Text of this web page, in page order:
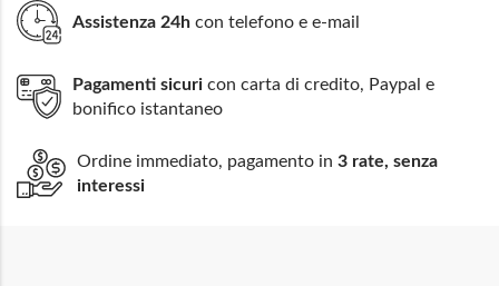
Assistenza 24h con telefono e e-mail
Pagamenti sicuri con carta di credito, Paypal e
bonifico istantaneo
Ordine immediato, pagamento in 3 rate, senza
interessi